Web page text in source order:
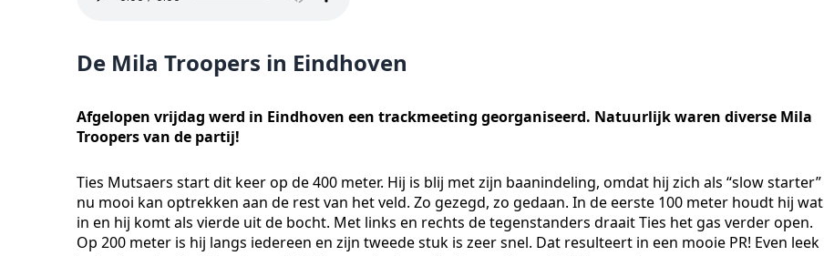
De Mila Troopers in Eindhoven
Afgelopen vrijdag werd in Eindhoven een trackmeeting georganiseerd. Natuurlijk waren diverse Mila
Troopers van de partij!
Ties Mutsaers start dit keer op de 400 meter. Hij is blij met zijn baanindeling, omdat hij zich als “slow starter”
nu mooi kan optrekken aan de rest van het veld. Zo gezegd, zo gedaan. In de eerste 100 meter houdt hij wat
in en hij komt als vierde uit de bocht. Met links en rechts de tegenstanders draait Ties het gas verder open.
Op 200 meter is hij langs iedereen en zijn tweede stuk is zeer snel. Dat resulteert in een mooie PR! Even leek